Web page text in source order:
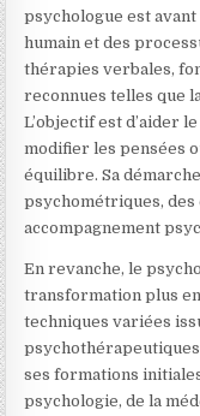
psychologue est
humain et des
thérapies verbales,
reconnues telles que
L’objectif est d’aider
modifier les pensées
équilibre. Sa
psychométriques,
accompagnement
En revanche, le
transformation plus
techniques variées
ses formations
psychologie, de la